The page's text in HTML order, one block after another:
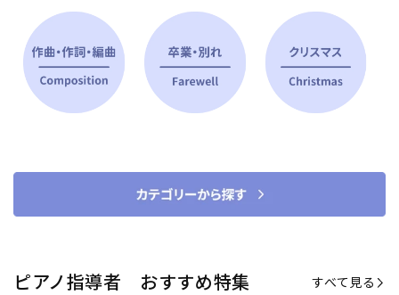
ピアノ指導者 おすすめ特集 すべて見る